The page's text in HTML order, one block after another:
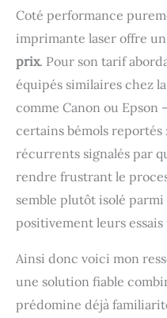
Coté performance
imprimante laser offre
prix. Pour son tarif
équipés similaires chez
comme Canon ou Epson
certains bémols reportés
récurrents signalés par
rendre frustrant le
semble plutôt isolé
positivement leurs essais
Ainsi donc voici mon
une solution fiable
prédomine déjà